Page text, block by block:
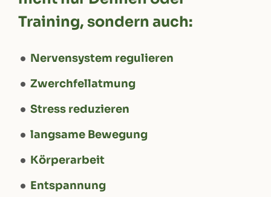
Training, sondern auch:
Nervensystem regulieren
Zwerchfellatmung
Stress reduzieren
langsame Bewegung
Körperarbeit
Entspannung